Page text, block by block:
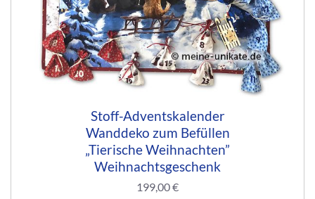
Stoff-Adventskalender
Wanddeko zum Befüllen
„Tierische Weihnachten”
Weihnachtsgeschenk
199,00€